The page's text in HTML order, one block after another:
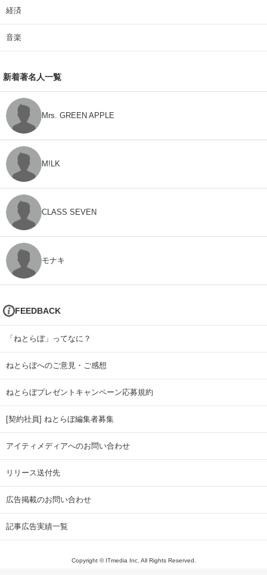
経済
音楽
新着著名人一覧
Mrs. GREEN APPLE
M!LK
CLASS SEVEN
モナキ
FEEDBACK
「ねとらぼ」ってなに？
ねとらぼへのご意見・ご感想
ねとらぼプレゼントキャンペーン応募規約
[契約社員] ねとらぼ編集者募集
アイティメディアへのお問い合わせ
リリース送付先
広告掲載のお問い合わせ
記事広告実績一覧
Copyright © ITmedia Inc. All Rights Reserved.